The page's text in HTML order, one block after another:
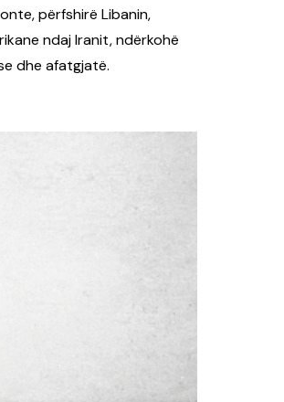
përfshirë Libanin,
ndaj Iranit, ndërkohë
dhe afatgjatë.